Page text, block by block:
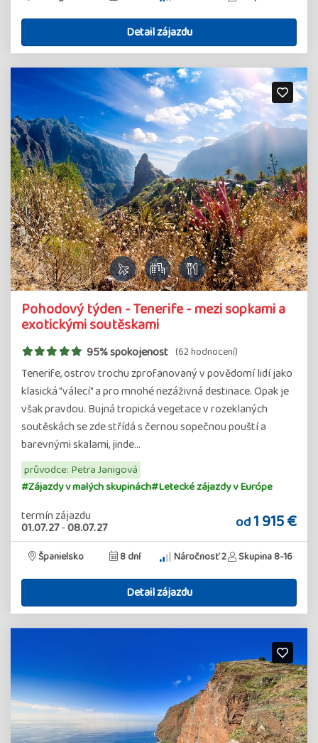
Detail zájazdu
Pohodový týden - Tenerife - mezi sopkami a
exotickými soutěskami
95% spokojenost (62 hodnocení)
Tenerife, ostrov trochu zprofanovaný v povědomí lidí jako
klasická "válecí" a pro mnohé nezáživná destinace. Opak je
však pravdou. Bujná tropická vegetace v rozeklaných
soutěskách se zde střídá s černou sopečnou pouští a
barevnými skalami, jinde…
průvodce: Petra Janigová
#Zájazdy v malých skupinách#Letecké zájazdy v Európe
termín zájazdu
01.07.27-08.07.27 od1 915 €
Španielsko 8 dní Náročnosť 2 Skupina 8-16
Detail zájazdu